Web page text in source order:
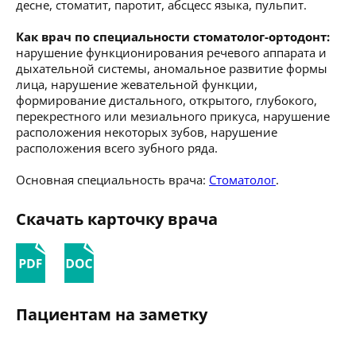
десне, стоматит, паротит, абсцесс языка, пульпит.
Как врач по специальности стоматолог-ортодонт:
нарушение функционирования речевого аппарата и
дыхательной системы, аномальное развитие формы
лица, нарушение жевательной функции,
формирование дистального, открытого, глубокого,
перекрестного или мезиального прикуса, нарушение
расположения некоторых зубов, нарушение
расположения всего зубного ряда.
Основная специальность врача: Стоматолог.
Скачать карточку врача
Пациентам на заметку